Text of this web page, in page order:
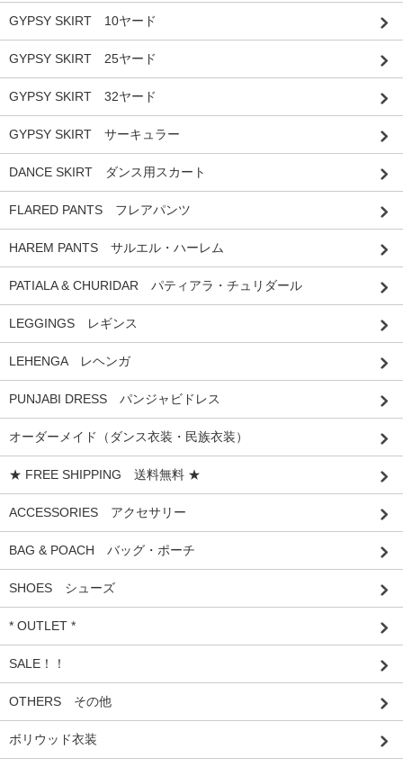
GYPSY SKIRT 10ヤード
GYPSY SKIRT 25ヤード
GYPSY SKIRT 32ヤード
GYPSY SKIRT サーキュラー
DANCE SKIRT ダンス用スカート
FLARED PANTS フレアパンツ
HAREM PANTS サルエル・ハーレム
PATIALA & CHURIDAR パティアラ・チュリダール
LEGGINGS レギンス
LEHENGA レヘンガ
PUNJABI DRESS パンジャビドレス
オーダーメイド（ダンス衣装・民族衣装）
★ FREE SHIPPING 送料無料 ★
ACCESSORIES アクセサリー
BAG & POACH バッグ・ポーチ
SHOES シューズ
* OUTLET *
SALE！！
OTHERS その他
ボリウッド衣装